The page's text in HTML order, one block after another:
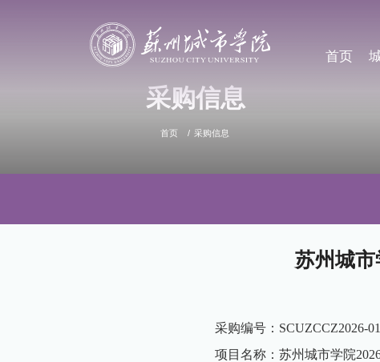
首页
采购信息
首页 采购信息
苏州城
采购编号：SCUZCCZ2026-01
项目名称：苏州城市学院